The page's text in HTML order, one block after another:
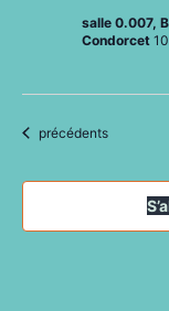
salle 0.007,
Condorcet
Évènements
précédents